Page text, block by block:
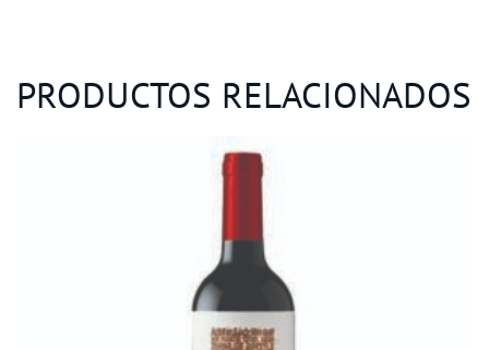
PRODUCTOS RELACIONADOS